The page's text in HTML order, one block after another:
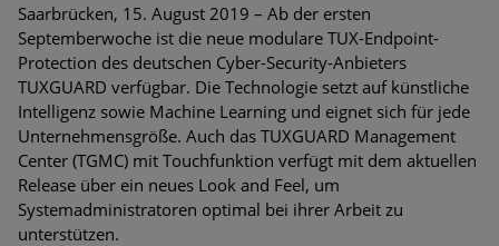
Aktuelle Phishing-Kampagnen mit großen Markennamen –
Amazon hat nun reagiert
Fake-Unternehmensprofile auf LinkedIn: Unternehmen und
Nutzer im Visier der Datendiebe
Cyber Experience Center in Augsburg
Saarbrücken, 15. August 2019 – Ab der ersten
Septemberwoche ist die neue modulare TUX-Endpoint-
Protection des deutschen Cyber-Security-Anbieters
TUXGUARD verfügbar. Die Technologie setzt auf künstliche
Intelligenz sowie Machine Learning und eignet sich für jede
Unternehmensgröße. Auch das TUXGUARD Management
Center (TGMC) mit Touchfunktion verfügt mit dem aktuellen
Release über ein neues Look and Feel, um
Systemadministratoren optimal bei ihrer Arbeit zu
unterstützen.